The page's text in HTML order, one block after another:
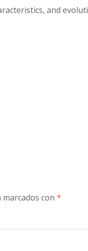
and
con *